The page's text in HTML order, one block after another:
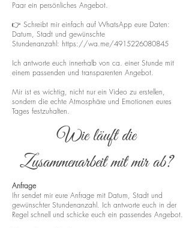
Paar ein persönliches Angebot.
👉 Schreibt mir einfach auf WhatsApp eure Daten:
Datum, Stadt und gewünschte
Stundenanzahl: https://wa.me/4915226080845
Ich antworte euch innerhalb von ca. einer Stunde mit
einem passenden und transparenten Angebot.
Mir ist es wichtig, nicht nur ein Video zu erstellen,
sondern die echte Atmosphäre und Emotionen eures
Tages festzuhalten.
Wie läuft die
Zusammenarbeit mit mir ab?
Anfrage
Ihr sendet mir eure Anfrage mit Datum, Stadt und
gewünschter Stundenanzahl. Ich antworte euch in der
Regel schnell und schicke euch ein passendes Angebot.